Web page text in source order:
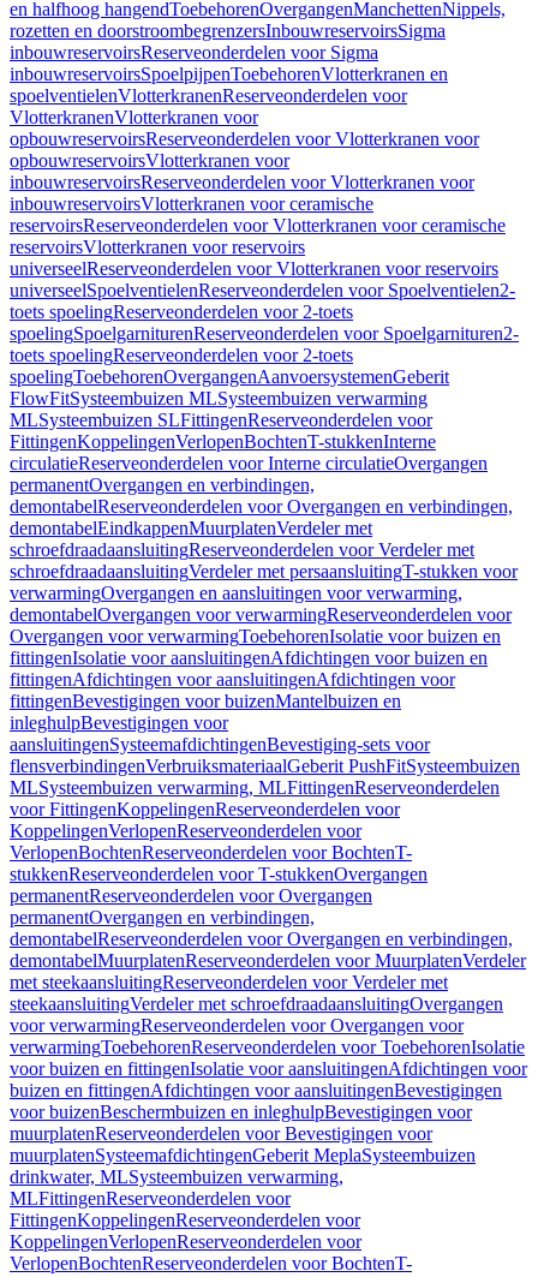
en halfhoog hangendToebehorenOvergangenManchettenNippels,
rozetten en doorstroombegrenzersInbouwreservoirsSigma
inbouwreservoirsReserveonderdelen voor Sigma
inbouwreservoirsSpoelpijpenToebehorenVlotterkranen en
spoelventielenVlotterkranenReserveonderdelen voor
VlotterkranenVlotterkranen voor
opbouwreservoirsReserveonderdelen voor Vlotterkranen voor
opbouwreservoirsVlotterkranen voor
inbouwreservoirsReserveonderdelen voor Vlotterkranen voor
inbouwreservoirsVlotterkranen voor ceramische
reservoirsReserveonderdelen voor Vlotterkranen voor ceramische
reservoirsVlotterkranen voor reservoirs
universeelReserveonderdelen voor Vlotterkranen voor reservoirs
universeelSpoelventielenReserveonderdelen voor Spoelventielen2-
toets spoelingReserveonderdelen voor 2-toets
spoelingSpoelgarniturenReserveonderdelen voor Spoelgarnituren2-
toets spoelingReserveonderdelen voor 2-toets
spoelingToebehorenOvergangenAanvoersystemenGeberit
FlowFitSysteembuizen MLSysteembuizen verwarming
MLSysteembuizen SLFittingenReserveonderdelen voor
FittingenKoppelingenVerlopenBochtenT-stukkenInterne
circulatieReserveonderdelen voor Interne circulatieOvergangen
permanentOvergangen en verbindingen,
demontabelReserveonderdelen voor Overgangen en verbindingen,
demontabelEindkappenMuurplatenVerdeler met
schroefdraadaansluitingReserveonderdelen voor Verdeler met
schroefdraadaansluitingVerdeler met persaansluitingT-stukken voor
verwarmingOvergangen en aansluitingen voor verwarming,
demontabelOvergangen voor verwarmingReserveonderdelen voor
Overgangen voor verwarmingToebehorenIsolatie voor buizen en
fittingenIsolatie voor aansluitingenAfdichtingen voor buizen en
fittingenAfdichtingen voor aansluitingenAfdichtingen voor
fittingenBevestigingen voor buizenMantelbuizen en
inleghulpBevestigingen voor
aansluitingenSysteemafdichtingenBevestiging-sets voor
flensverbindingenVerbruiksmateriaalGeberit PushFitSysteembuizen
MLSysteembuizen verwarming, MLFittingenReserveonderdelen
voor FittingenKoppelingenReserveonderdelen voor
KoppelingenVerlopenReserveonderdelen voor
VerlopenBochtenReserveonderdelen voor BochtenT-
stukkenReserveonderdelen voor T-stukkenOvergangen
permanentReserveonderdelen voor Overgangen
permanentOvergangen en verbindingen,
demontabelReserveonderdelen voor Overgangen en verbindingen,
demontabelMuurplatenReserveonderdelen voor MuurplatenVerdeler
met steekaansluitingReserveonderdelen voor Verdeler met
steekaansluitingVerdeler met schroefdraadaansluitingOvergangen
voor verwarmingReserveonderdelen voor Overgangen voor
verwarmingToebehorenReserveonderdelen voor ToebehorenIsolatie
voor buizen en fittingenIsolatie voor aansluitingenAfdichtingen voor
buizen en fittingenAfdichtingen voor aansluitingenBevestigingen
voor buizenBeschermbuizen en inleghulpBevestigingen voor
muurplatenReserveonderdelen voor Bevestigingen voor
muurplatenSysteemafdichtingenGeberit MeplaSysteembuizen
drinkwater, MLSysteembuizen verwarming,
MLFittingenReserveonderdelen voor
FittingenKoppelingenReserveonderdelen voor
KoppelingenVerlopenReserveonderdelen voor
VerlopenBochtenReserveonderdelen voor BochtenT-